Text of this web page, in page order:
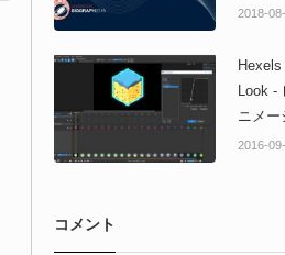
ス制作
Time
2018-
Look -
ニメー
殊グリ
2016-
コメント